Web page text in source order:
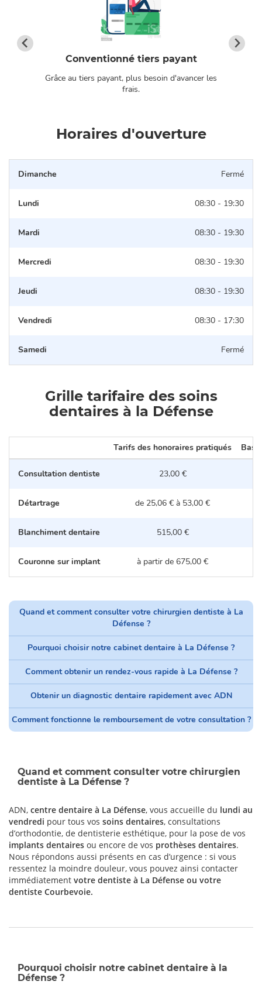
Conventionné tiers payant
Grâce au tiers payant, plus besoin d'avancer les
frais.
Horaires d'ouverture
Dimanche Fermé
Lundi 08:30 - 19:30
Mardi 08:30 - 19:30
Mercredi 08:30 - 19:30
Jeudi 08:30 - 19:30
Vendredi 08:30 - 17:30
Samedi Fermé
Grille tarifaire des soins
dentaires à la Défense
Tarifs des honoraires pratiqués
Consultation dentiste 23,00 €
Détartrage de 25,06 € à 53,00 €
Blanchiment dentaire 515,00 €
Couronne sur implant à partir de 675,00 €
Quand et comment consulter votre chirurgien dentiste à La
Défense ?
Pourquoi choisir notre cabinet dentaire à La Défense ?
Comment obtenir un rendez-vous rapide à La Défense ?
Obtenir un diagnostic dentaire rapidement avec ADN
Comment fonctionne le remboursement de votre consultation ?
Quand et comment consulter votre chirurgien
dentiste à La Défense ?
ADN, centre dentaire à La Défense, vous accueille du lundi au
vendredi pour tous vos soins dentaires, consultations
d’orthodontie, de dentisterie esthétique, pour la pose de vos
implants dentaires ou encore de vos prothèses dentaires.
Nous répondons aussi présents en cas d’urgence : si vous
ressentez la moindre douleur, vous pouvez ainsi contacter
immédiatement votre dentiste à La Défense ou votre
dentiste Courbevoie.
Pourquoi choisir notre cabinet dentaire à la
Défense ?